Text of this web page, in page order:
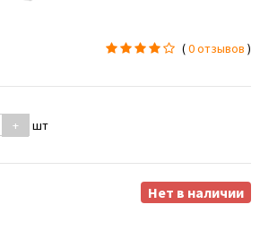
(0 отзывов )
+ шт
Нет в наличии